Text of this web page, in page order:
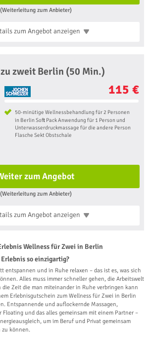
(Weiterleitung zum Anbieter)
zum Angebotanzeigen
zweit Berlin (50 Min.)
115 €
50-minütige Wellnessbehandlung für 2 Personen
in Berlin Soft Pack Anwendung für 1 Person und
Unterwasserdruckmassage für die andere Person
Flasche Sekt Obstschale
zum Angebot
(Weiterleitung zum Anbieter)
zum Angebotanzeigen
Wellness für Zwei in Berlin
so einzigartig?
entspannen und in Ruhe relaxen – das ist es, was sich
Alles muss immer schneller gehen, die Arbeitswelt
Zeit die man miteinander in Ruhe verbringen kann
Erlebnisgutschein zum Wellness für Zwei in Berlin
Entspannende und auflockernde Massagen,
Floating und das alles gemeinsam mit einem Partner –
um im Beruf und Privat gemeinsam
zu können.